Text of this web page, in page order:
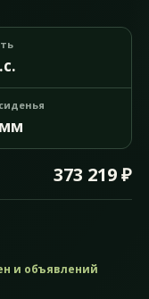
373 219 ₽
и объявлений